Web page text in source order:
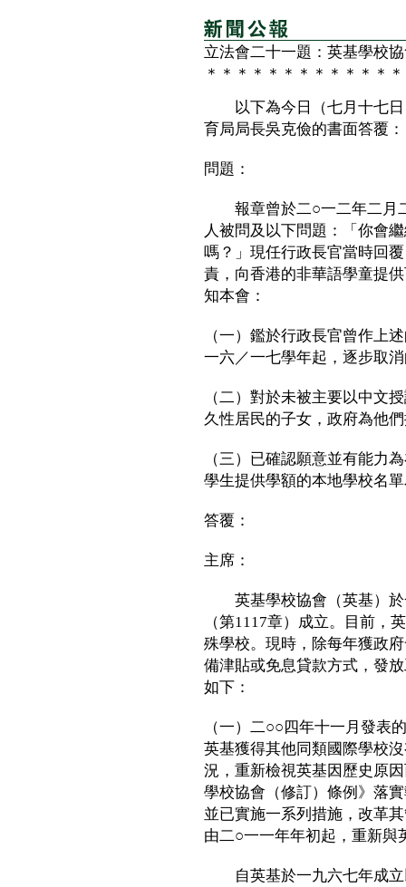
立法會二十一題：英基學校
＊＊＊＊＊＊＊＊＊＊＊＊
以下為今日（七月十七日
育局局長吳克儉的書面答覆：
問題：
報章曾於二○一二年二月
人被問及以下問題：「你會
嗎？」現任行政長官當時回
責，向香港的非華語學童提
知本會：
（一）鑑於行政長官曾作上
一六／一七學年起，逐步取
（二）對於未被主要以中文
久性居民的子女，政府為他
（三）已確認願意並有能力
學生提供學額的本地學校名
答覆：
主席：
英基學校協會（英基）於
（第1117章）成立。目前，
殊學校。現時，除每年獲政
備津貼或免息貸款方式，發
如下：
（一）二○○四年十一月發表
英基獲得其他同類國際學校
況，重新檢視英基因歷史原
學校協會（修訂）條例》落
並已實施一系列措施，改革
由二○一一年年初起，重新與
自英基於一九六七年成立